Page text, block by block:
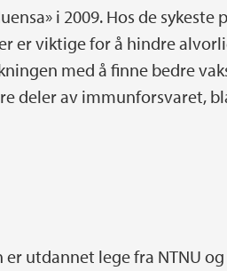
i 2009. Hos de
er viktige for å hindre
med å finne bedre
deler av immunforsvaret,
utdannet lege fra NTNU